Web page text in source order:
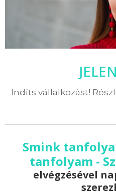
Indíts vállalkozást!
Smink
tanfolyam -
elvégzésével